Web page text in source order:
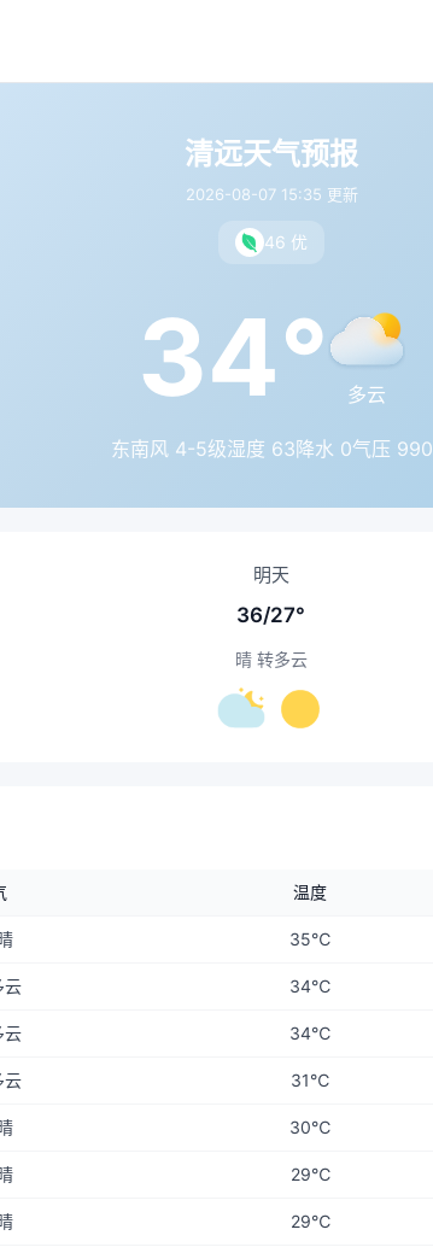
清远天气预报
2026-08-07 15:35 更新
46 优
34° 多云
东南风 4-5级湿度 63降水 0气压 990
明天
36/27°
晴 转多云
温度
35℃
34℃
34℃
31℃
30℃
29℃
29℃